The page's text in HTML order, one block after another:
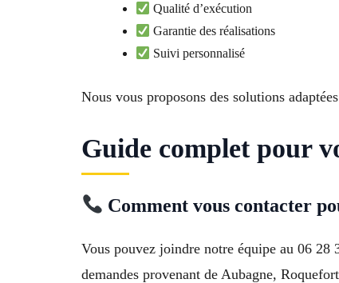
Qualité d’exécution
Garantie des réalisations
Suivi personnalisé
Nous vous proposons des solutions
Guide complet pour
Comment vous contacter
Vous pouvez joindre notre équipe au 06 28
demandes provenant de Aubagne,